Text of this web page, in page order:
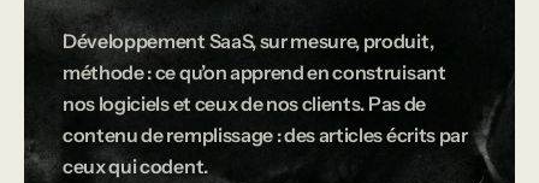
Développement SaaS, sur mesure, produit,
méthode : ce qu’on apprend en construisant
nos logiciels et ceux de nos clients. Pas de
contenu de remplissage : des articles écrits par
ceux qui codent.